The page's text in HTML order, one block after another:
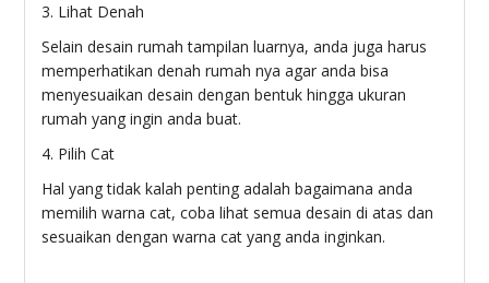
3. Lihat Denah
Selain desain rumah tampilan luarnya, anda juga harus
memperhatikan denah rumah nya agar anda bisa
menyesuaikan desain dengan bentuk hingga ukuran
rumah yang ingin anda buat.
4. Pilih Cat
Hal yang tidak kalah penting adalah bagaimana anda
memilih warna cat, coba lihat semua desain di atas dan
sesuaikan dengan warna cat yang anda inginkan.